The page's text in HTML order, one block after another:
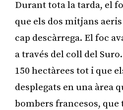
Durant tota la tarda, el
que els dos mitjans
cap descàrrega. El foc
a través del coll del
150 hectàrees tot i que
desplegats en una àrea
bombers francesos,